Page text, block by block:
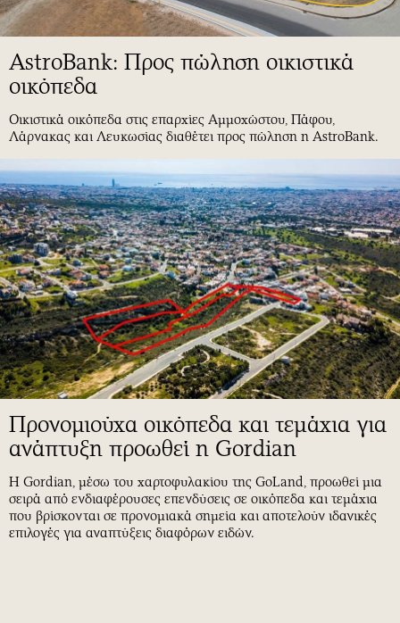
AstroBank: Προς πώληση οικιστικά
οικόπεδα
Οικιστικά οικόπεδα στις επαρχίες Αμμοχώστου, Πάφου,
Λάρνακας και Λευκωσίας διαθέτει προς πώληση η AstroBank.
Προνομιούχα οικόπεδα και τεμάχια για
ανάπτυξη προωθεί η Gordian
Η Gordian, μέσω του χαρτοφυλακίου της GoLand, προωθεί μια
σειρά από ενδιαφέρουσες επενδύσεις σε οικόπεδα και τεμάχια
που βρίσκονται σε προνομιακά σημεία και αποτελούν ιδανικές
επιλογές για αναπτύξεις διαφόρων ειδών.